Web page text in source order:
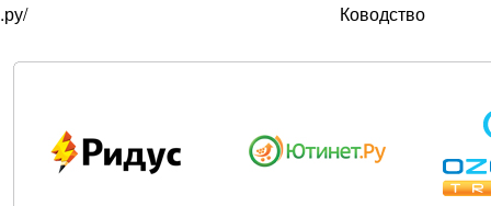
.ру/
Ководство